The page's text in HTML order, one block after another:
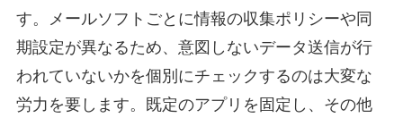
す。メールソフトごとに情報の収集ポリシーや同
期設定が異なるため、意図しないデータ送信が行
われていないかを個別にチェックするのは大変な
労力を要します。既定のアプリを固定し、その他